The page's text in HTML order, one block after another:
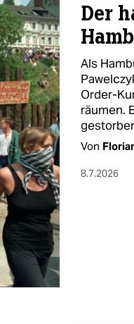
Der
Als
Order-
räumen.
Von
8.7.2026